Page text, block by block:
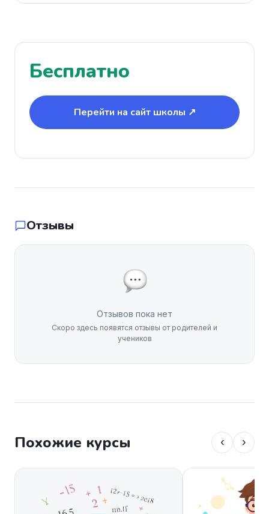
Бесплатно
Перейти на сайт школы ↗
Отзывы
Отзывов пока нет
Скоро здесь появятся отзывы от родителей и
учеников
Похожие курсы ‹ ›